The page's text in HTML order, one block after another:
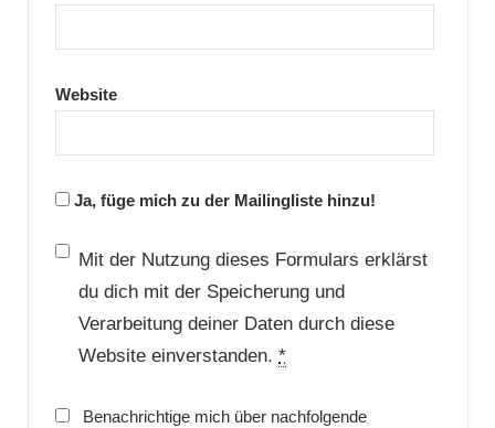
Website
Ja, füge mich zu der Mailingliste hinzu!
Mit der Nutzung dieses Formulars erklärst
du dich mit der Speicherung und
Verarbeitung deiner Daten durch diese
Website einverstanden. *
Benachrichtige mich über nachfolgende